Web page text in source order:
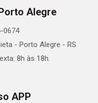
Alegre
0674
- Porto Alegre - RS
8h às 18h.
APP